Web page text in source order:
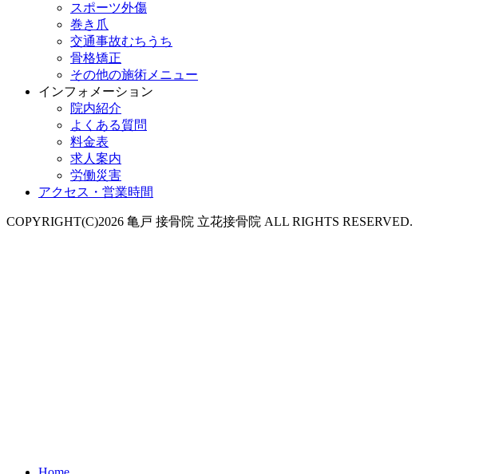
スポーツ外傷
巻き爪
交通事故むちうち
骨格矯正
その他の施術メニュー
インフォメーション
院内紹介
よくある質問
料金表
求人案内
労働災害
アクセス・営業時間
COPYRIGHT(C)2026 亀戸 接骨院 立花接骨院 ALL RIGHTS RESERVED.